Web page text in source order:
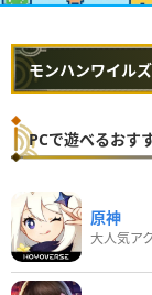
モンハンワイル
PCで遊べるおす
原神
大人気ア